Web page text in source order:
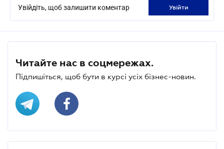
Увійдіть, щоб залишити коментар увійти
Читайте нас в соцмережах.
Підпишіться, щоб бути в курсі усіх бізнес-новин.